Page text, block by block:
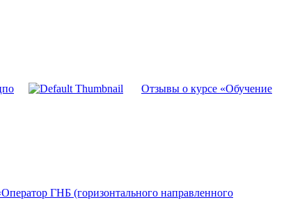
Отзывы о курсе «Обучение
ГНБ (горизонтального направленного